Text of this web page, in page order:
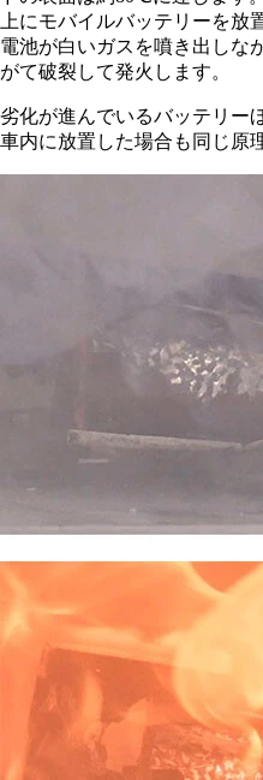
上にモバイルバッテリーを
電池が白いガスを噴き出しな
がて破裂して発火します。
劣化が進んでいるバッテリー
車内に放置した場合も同じ原